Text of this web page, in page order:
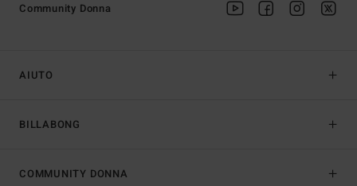
AIUTO
BILLABONG
Community Donna
COMMUNITY DONNA